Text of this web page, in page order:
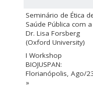
Seminário de Ética
Saúde Pública com a
Dr. Lisa Forsberg
(Oxford University)
I Workshop
BIOJUSPAN:
Florianópolis, Ago/
»